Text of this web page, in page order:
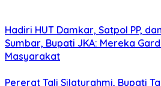
Hadiri HUT Damkar, Satpol PP,
Sumbar, Bupati JKA: Mereka
Masyarakat
Pererat Tali Silaturahmi, Bupati